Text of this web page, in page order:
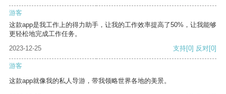
游客
这款app是我工作上的得力助手，让我的工作效率提高了50%，让我能够
更轻松地完成工作任务。
2023-12-25
支持[0] 反对[0]
游客
这款app就像我的私人导游，带我领略世界各地的美景。